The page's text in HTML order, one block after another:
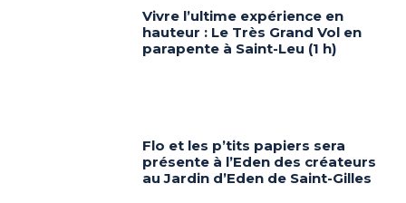
Vivre l’ultime expérience en
hauteur : Le Très Grand Vol en
parapente à Saint-Leu (1 h)
Flo et les p’tits papiers sera
présente à l’Eden des créateurs
au Jardin d’Eden de Saint-Gilles